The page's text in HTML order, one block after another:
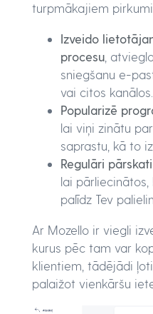
turpmākajiem
Izveido
procesu ,
sniegšanu e-
vai citos kanālos.
Popularizē
lai viņi zinātu
saprastu, kā to
Regulāri
lai
palīdz Tev
Ar Mozello ir viegli
kurus pēc tam var
klientiem, tādējādi
palaižot vienkāršu